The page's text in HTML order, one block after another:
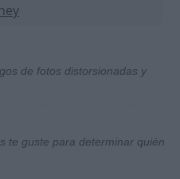
de fotos distorsionadas y
te guste para determinar quién